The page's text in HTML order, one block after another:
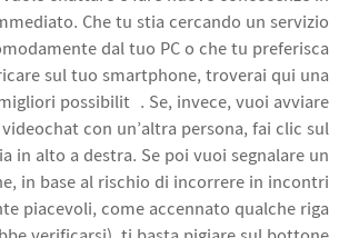
Che tu stia cercando un servizio
dal tuo PC o che tu preferisca
sul tuo smartphone, troverai qui una
possibilità. Se, invece, vuoi avviare
con un’altra persona, fai clic sul
in alto a destra. Se poi vuoi segnalare un
in base al rischio di incorrere in incontri
piacevoli, come accennato qualche riga